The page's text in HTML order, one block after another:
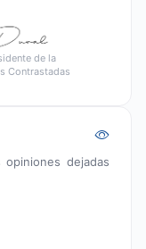
de la
Contrastadas
dejadas